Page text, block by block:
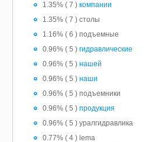
1.35% ( 7 ) компании
1.35% ( 7 ) столы
1.16% ( 6 ) подъемные
0.96% ( 5 ) гидравлические
0.96% ( 5 ) нашей
0.96% ( 5 ) наши
0.96% ( 5 ) подъемники
0.96% ( 5 ) продукция
0.96% ( 5 ) уралгидравлика
0.77% ( 4 ) lema